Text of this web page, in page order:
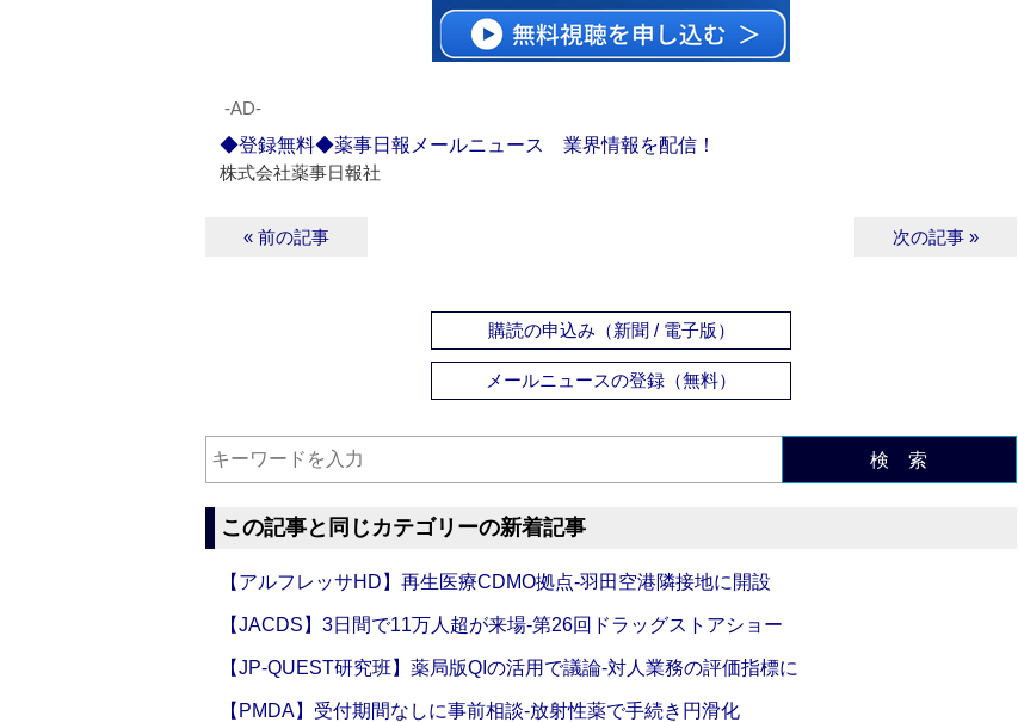
‐AD‐
◆登録無料◆薬事日報メールニュース 業界情報を配信！
株式会社薬事日報社
« 前の記事 次の記事 »
購読の申込み（新聞 / 電子版）
メールニュースの登録（無料）
検 索
この記事と同じカテゴリーの新着記事
【アルフレッサHD】再生医療CDMO拠点‐羽田空港隣接地に開設
【JACDS】3日間で11万人超が来場‐第26回ドラッグストアショー
【JP-QUEST研究班】薬局版QIの活用で議論‐対人業務の評価指標に
【PMDA】受付期間なしに事前相談‐放射性薬で手続き円滑化